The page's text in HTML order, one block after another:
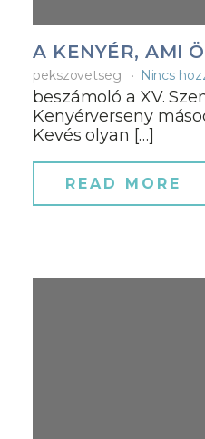
A KENYÉR, AMI
pekszovetseg Nincs
beszámoló a XV.
Kenyérverseny
Kevés olyan […]
READ MORE